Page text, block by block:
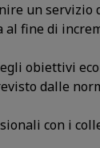
un servizio
fine di
obiettivi
dalle
con i